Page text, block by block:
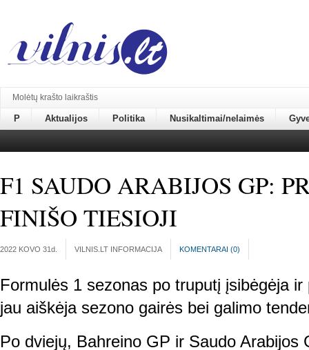
Molėtų krašto laikraštis
P Aktualijos Politika Nusikaltimai/nelaimės
F1 SAUDO ARABIJOS GP:
FINIŠO TIESIOJI
2022 KOVO 31d. VILNIS.LT INFORMACIJA KOMENTARAI (0)
Formulės 1 sezonas po truputį įsibėgėja
jau aiškėja sezono gairės bei galimo
Po dviejų, Bahreino GP ir Saudo Arabijos